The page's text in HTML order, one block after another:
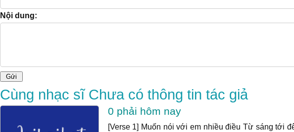
Nội dung:
Cùng nhạc sĩ Chưa có thông tin tác giả
0 phải hôm nay
[Verse 1] Muốn nói với em nhiều điều Từ sáng tới